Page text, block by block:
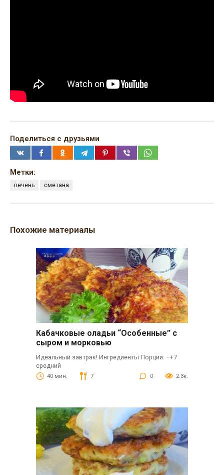
Поделиться с друзьями
Метки:
печень сметана
Похожие материалы
Кабачковые оладьи “Особенные” с
сыром и морковью
Идеальный завтрак! Ингредиенты Порции: –+7
средний
40 мин. 7 0 2.3к.